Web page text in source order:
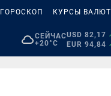
ГОРОСКОП КУРСЫ ВАЛЮТ
СЕЙЧАС
+20°C
USD 82,17
EUR 94,84